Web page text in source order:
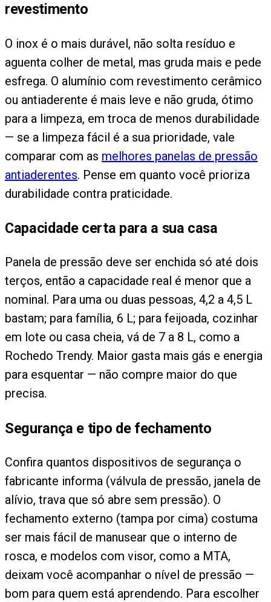
revestimento
O inox é o mais durável, não solta resíduo e
aguenta colher de metal, mas gruda mais e pede
esfrega. O alumínio com revestimento cerâmico
ou antiaderente é mais leve e não gruda, ótimo
para a limpeza, em troca de menos durabilidade
— se a limpeza fácil é a sua prioridade, vale
comparar com as melhores panelas de pressão
antiaderentes. Pense em quanto você prioriza
durabilidade contra praticidade.
Capacidade certa para a sua casa
Panela de pressão deve ser enchida só até dois
terços, então a capacidade real é menor que a
nominal. Para uma ou duas pessoas, 4,2 a 4,5 L
bastam; para família, 6 L; para feijoada, cozinhar
em lote ou casa cheia, vá de 7 a 8 L, como a
Rochedo Trendy. Maior gasta mais gás e energia
para esquentar — não compre maior do que
precisa.
Segurança e tipo de fechamento
Confira quantos dispositivos de segurança o
fabricante informa (válvula de pressão, janela de
alívio, trava que só abre sem pressão). O
fechamento externo (tampa por cima) costuma
ser mais fácil de manusear que o interno de
rosca, e modelos com visor, como a MTA,
deixam você acompanhar o nível de pressão —
bom para quem está aprendendo. Para escolher